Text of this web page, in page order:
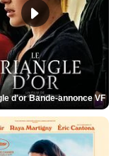
d'or Bande-annonce VF